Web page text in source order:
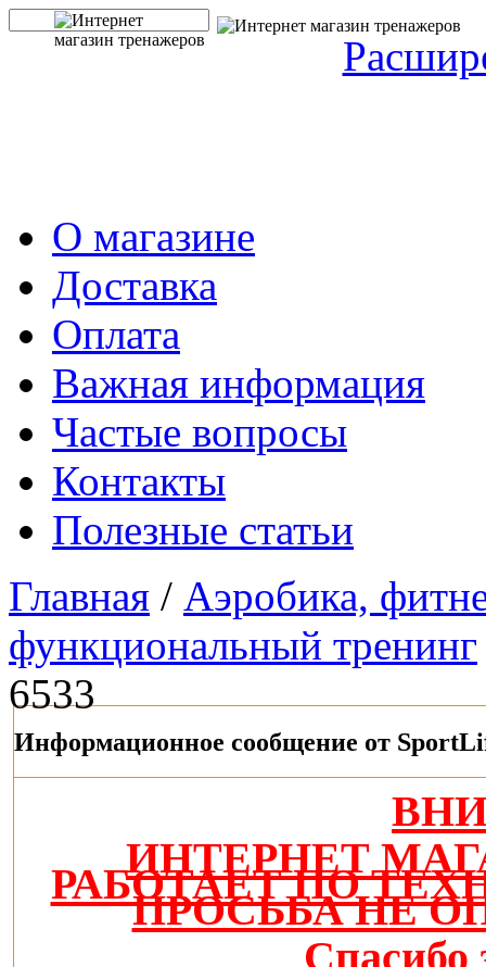
О магазине
Доставка
Оплата
Важная информация
Частые вопросы
Контакты
Полезные статьи
Главная / Аэробика,
функциональный тренинг
6533
Информационное сообщение от
ИНТЕРНЕТ
РАБОТАЕТ ПО
ПРОСЬБА НЕ
Спасибо